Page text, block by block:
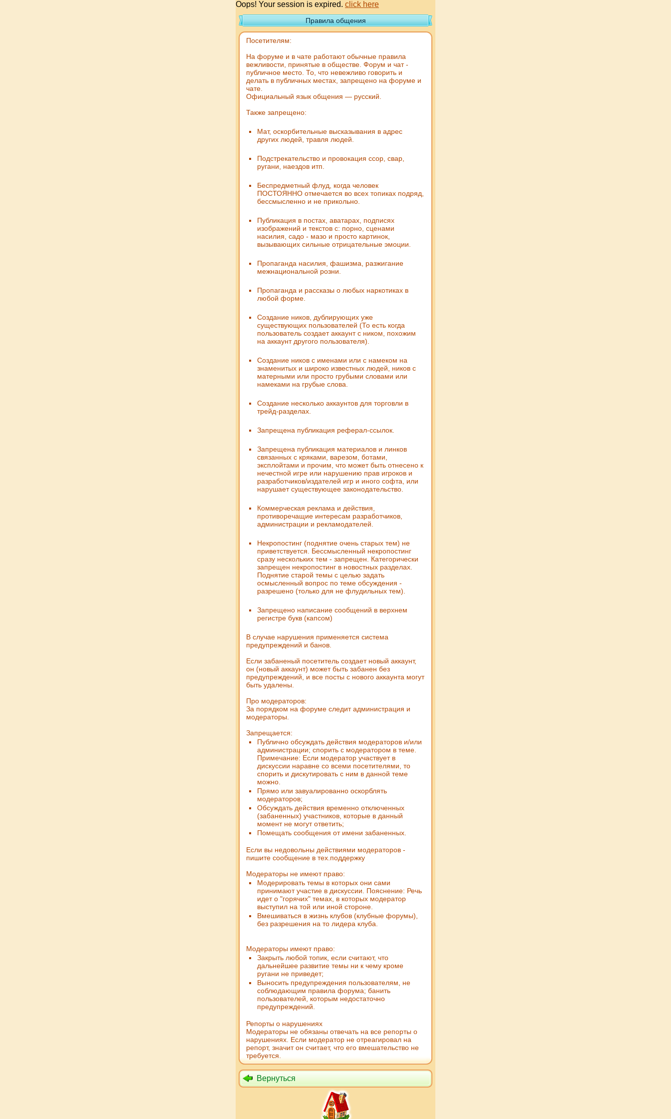
Oops! Your session is expired. click here
Правила общения
Посетителям:
На форуме и в чате работают обычные правила
вежливости, принятые в обществе. Форум и чат -
публичное место. То, что невежливо говорить и
делать в публичных местах, запрещено на форуме и
чате.
Официальный язык общения — русский.
Также запрещено:
Мат, оскорбительные высказывания в адрес
других людей, травля людей.
Подстрекательство и провокация ссор, свар,
ругани, наездов итп.
Беспредметный флуд, когда человек
ПОСТОЯННО отмечается во всех топиках подряд,
бессмысленно и не прикольно.
Публикация в постах, аватарах, подписях
изображений и текстов с: порно, сценами
насилия, садо - мазо и просто картинок,
вызывающих сильные отрицательные эмоции.
Пропаганда насилия, фашизма, разжигание
межнациональной розни.
Пропаганда и рассказы о любых наркотиках в
любой форме.
Создание ников, дублирующих уже
существующих пользователей (То есть когда
пользователь создает аккаунт с ником, похожим
на аккаунт другого пользователя).
Создание ников с именами или с намеком на
знаменитых и широко известных людей, ников с
матерными или просто грубыми словами или
намеками на грубые слова.
Создание несколько аккаунтов для торговли в
трейд-разделах.
Запрещена публикация реферал-ссылок.
Запрещена публикация материалов и линков
связанных с кряками, варезом, ботами,
эксплойтами и прочим, что может быть отнесено к
нечестной игре или нарушению прав игроков и
разработчиков/издателей игр и иного софта, или
нарушает существующее законодательство.
Коммерческая реклама и действия,
противоречащие интересам разработчиков,
администрации и рекламодателей.
Некропостинг (поднятие очень старых тем) не
приветствуется. Бессмысленный некропостинг
сразу нескольких тем - запрещен. Категорически
запрещен некропостинг в новостных разделах.
Поднятие старой темы с целью задать
осмысленный вопрос по теме обсуждения -
разрешено (только для не флудильных тем).
Запрещено написание сообщений в верхнем
регистре букв (капсом)
В случае нарушения применяется система
предупреждений и банов.
Если забаненый посетитель создает новый аккаунт,
он (новый аккаунт) может быть забанен без
предупреждений, и все посты с нового аккаунта могут
быть удалены.
Про модераторов:
За порядком на форуме следит администрация и
модераторы.
Запрещается:
Публично обсуждать действия модераторов и/или
администрации; спорить с модератором в теме.
Примечание: Если модератор участвует в
дискуссии наравне со всеми посетителями, то
спорить и дискутировать с ним в данной теме
можно.
Прямо или завуалированно оскорблять
модераторов;
Обсуждать действия временно отключенных
(забаненных) участников, которые в данный
момент не могут ответить;
Помещать сообщения от имени забаненных.
Если вы недовольны действиями модераторов -
пишите сообщение в тех.поддержку
Модераторы не имеют право:
Модерировать темы в которых они сами
принимают участие в дискуссии. Пояснение: Речь
идет о "горячих" темах, в которых модератор
выступил на той или иной стороне.
Вмешиваться в жизнь клубов (клубные форумы),
без разрешения на то лидера клуба.
Модераторы имеют право:
Закрыть любой топик, если считают, что
дальнейшее развитие темы ни к чему кроме
ругани не приведет;
Выносить предупреждения пользователям, не
соблюдающим правила форума; банить
пользователей, которым недостаточно
предупреждений.
Репорты о нарушениях
Модераторы не обязаны отвечать на все репорты о
нарушениях. Если модератор не отреагировал на
репорт, значит он считает, что его вмешательство не
требуется.
Вернуться